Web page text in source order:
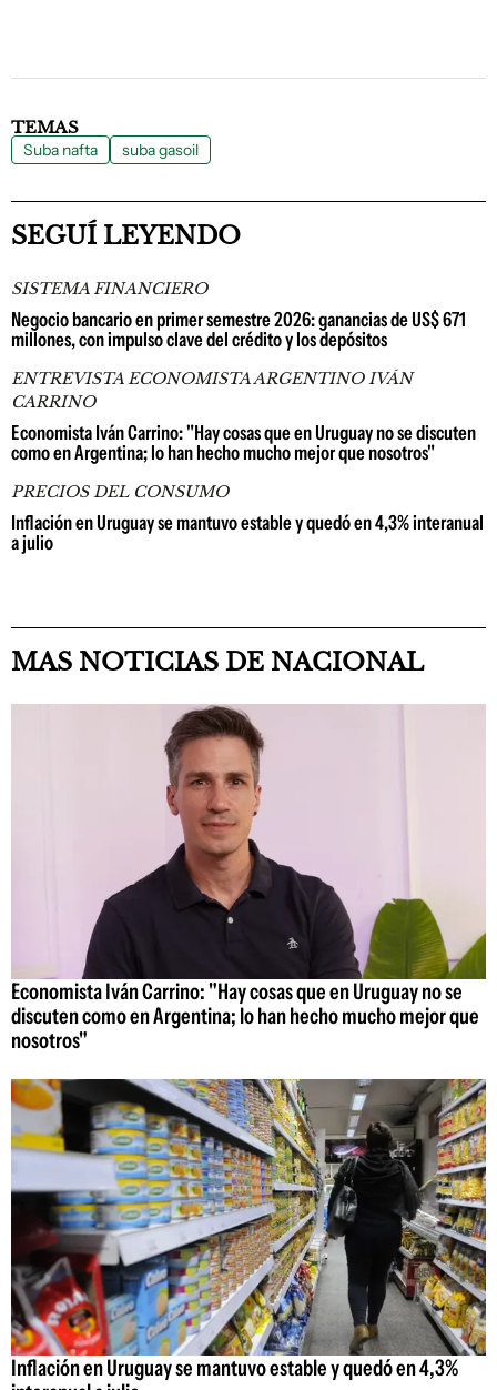
TEMAS
Suba nafta suba gasoil
SEGUÍ LEYENDO
SISTEMA FINANCIERO
Negocio bancario en primer semestre 2026: ganancias de US$ 671
millones, con impulso clave del crédito y los depósitos
ENTREVISTA ECONOMISTA ARGENTINO IVÁN
CARRINO
Economista Iván Carrino: "Hay cosas que en Uruguay no se discuten
como en Argentina; lo han hecho mucho mejor que nosotros"
PRECIOS DEL CONSUMO
Inflación en Uruguay se mantuvo estable y quedó en 4,3% interanual
a julio
MAS NOTICIAS DE NACIONAL
Economista Iván Carrino: "Hay cosas que en Uruguay no se
discuten como en Argentina; lo han hecho mucho mejor que
nosotros"
Inflación en Uruguay se mantuvo estable y quedó en 4,3%